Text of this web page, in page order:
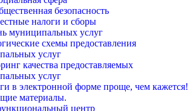
безопасность
налоги и сборы
муниципальных услуг
схемы предоставления
услуг
качества предоставляемых
услуг
в электронной форме проще, чем кажется!
материалы.
центр